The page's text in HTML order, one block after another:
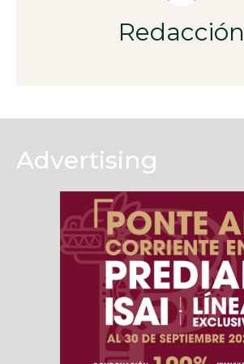
Redacción
Advertising